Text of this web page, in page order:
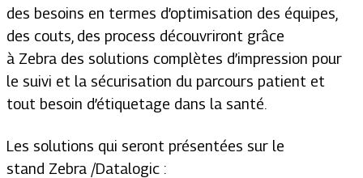
des besoins en termes d’optimisation des équipes,
des couts, des process découvriront grâce
à Zebra des solutions complètes d’impression pour
le suivi et la sécurisation du parcours patient et
tout besoin d’étiquetage dans la santé.
Les solutions qui seront présentées sur le
stand Zebra /Datalogic :